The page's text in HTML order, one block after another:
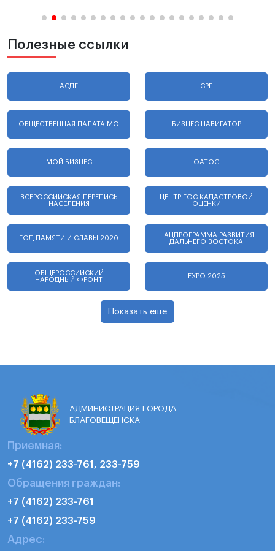
Полезные ссылки
АСДГ СРГ
ОБЩЕСТВЕННАЯ ПАЛАТА МО БИЗНЕС НАВИГАТОР
МОЙ БИЗНЕС ОАТОС
ВСЕРОССИЙСКАЯ ПЕРЕПИСЬ
НАСЕЛЕНИЯ
ЦЕНТР ГОС.КАДАСТРОВОЙ
ОЦЕНКИ
ГОД ПАМЯТИ И СЛАВЫ 2020
НАЦПРОГРАММА РАЗВИТИЯ
ДАЛЬНЕГО ВОСТОКА
ОБЩЕРОССИЙСКИЙ
НАРОДНЫЙ ФРОНТ
EXPO 2025
Показать еще
АДМИНИСТРАЦИЯ ГОРОДА
БЛАГОВЕЩЕНСКА
Приемная:
+7 (4162) 233-761, 233-759
Обращения граждан:
+7 (4162) 233-761
+7 (4162) 233-759
Адрес: